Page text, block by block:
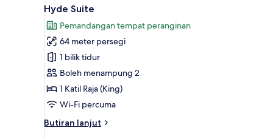
(Single)
semua
foto
untuk
Hyde
Suite
7
Hyde Suite
Pemandangan tempat peranginan
64 meter persegi
1 bilik tidur
Boleh menampung 2
1 Katil Raja (King)
Wi-Fi percuma
Butiran lanjut
Butiran